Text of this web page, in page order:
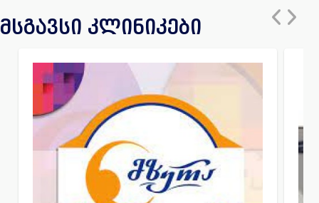
მსგავსი კლინიკები